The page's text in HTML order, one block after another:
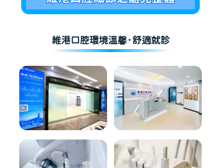
維港口腔環境溫馨·舒適就診